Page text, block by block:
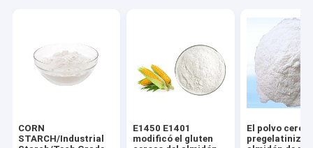
CORN
STARCH/Industrial
E1450 E1401
modificó el gluten
El polvo